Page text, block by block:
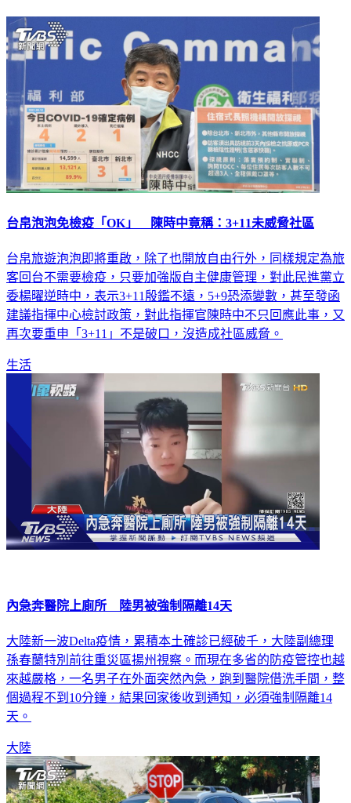
台帛泡泡免檢疫「OK」 陳時中竟稱：3+11未威脅社區
台帛旅遊泡泡即將重啟，除了也開放自由行外，同樣規定為旅
客回台不需要檢疫，只要加強版自主健康管理，對此民進黨立
委楊曜逆時中，表示3+11殷鑑不遠，5+9恐添變數，甚至發函
建議指揮中心檢討政策，對此指揮官陳時中不只回應此事，又
再次要重申「3+11」不是破口，沒造成社區威脅。
生活
內急奔醫院上廁所 陸男被強制隔離14天
大陸新一波Delta疫情，累積本土確診已經破千，大陸副總理
孫春蘭特別前往重災區揚州視察。而現在多省的防疫管控也越
來越嚴格，一名男子在外面突然內急，跑到醫院借洗手間，整
個過程不到10分鐘，結果回家後收到通知，必須強制隔離14
天。
大陸